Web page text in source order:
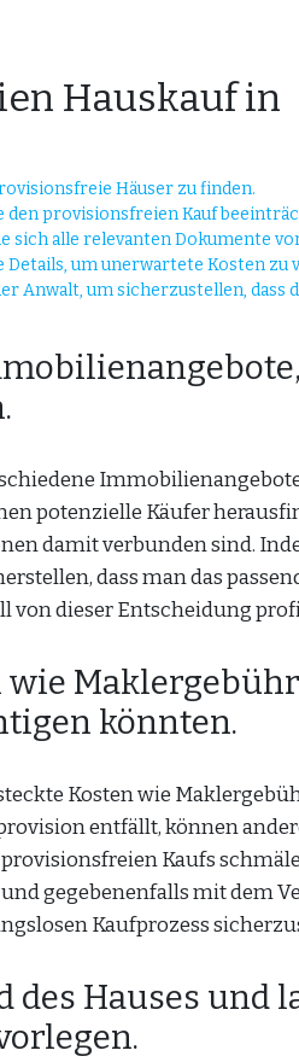
Hauskauf in
Häuser zu finden.
den provisionsfreien Kauf
sich alle relevanten Dokumente
Details, um unerwartete Kosten zu
Anwalt, um sicherzustellen, dass
potenzielle Käufer
damit verbunden sind.
dass man das
von dieser Entscheidung
könnten.
Kosten wie
entfällt, können
Kaufs
gegebenenfalls mit dem
Kaufprozess
Hauses und